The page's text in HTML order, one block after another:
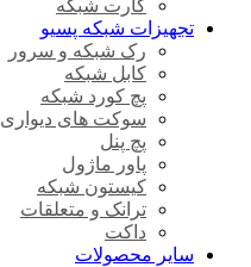
کارت شبکه
تجهیزات شبکه پسیو
رک شبکه و سرور
کابل شبکه
پچ کورد شبکه
سوکت های دیواری
پچ پنل
پاور ماژول
کیستون شبکه
ترانک و متعلقات
داکت
سایر محصولات